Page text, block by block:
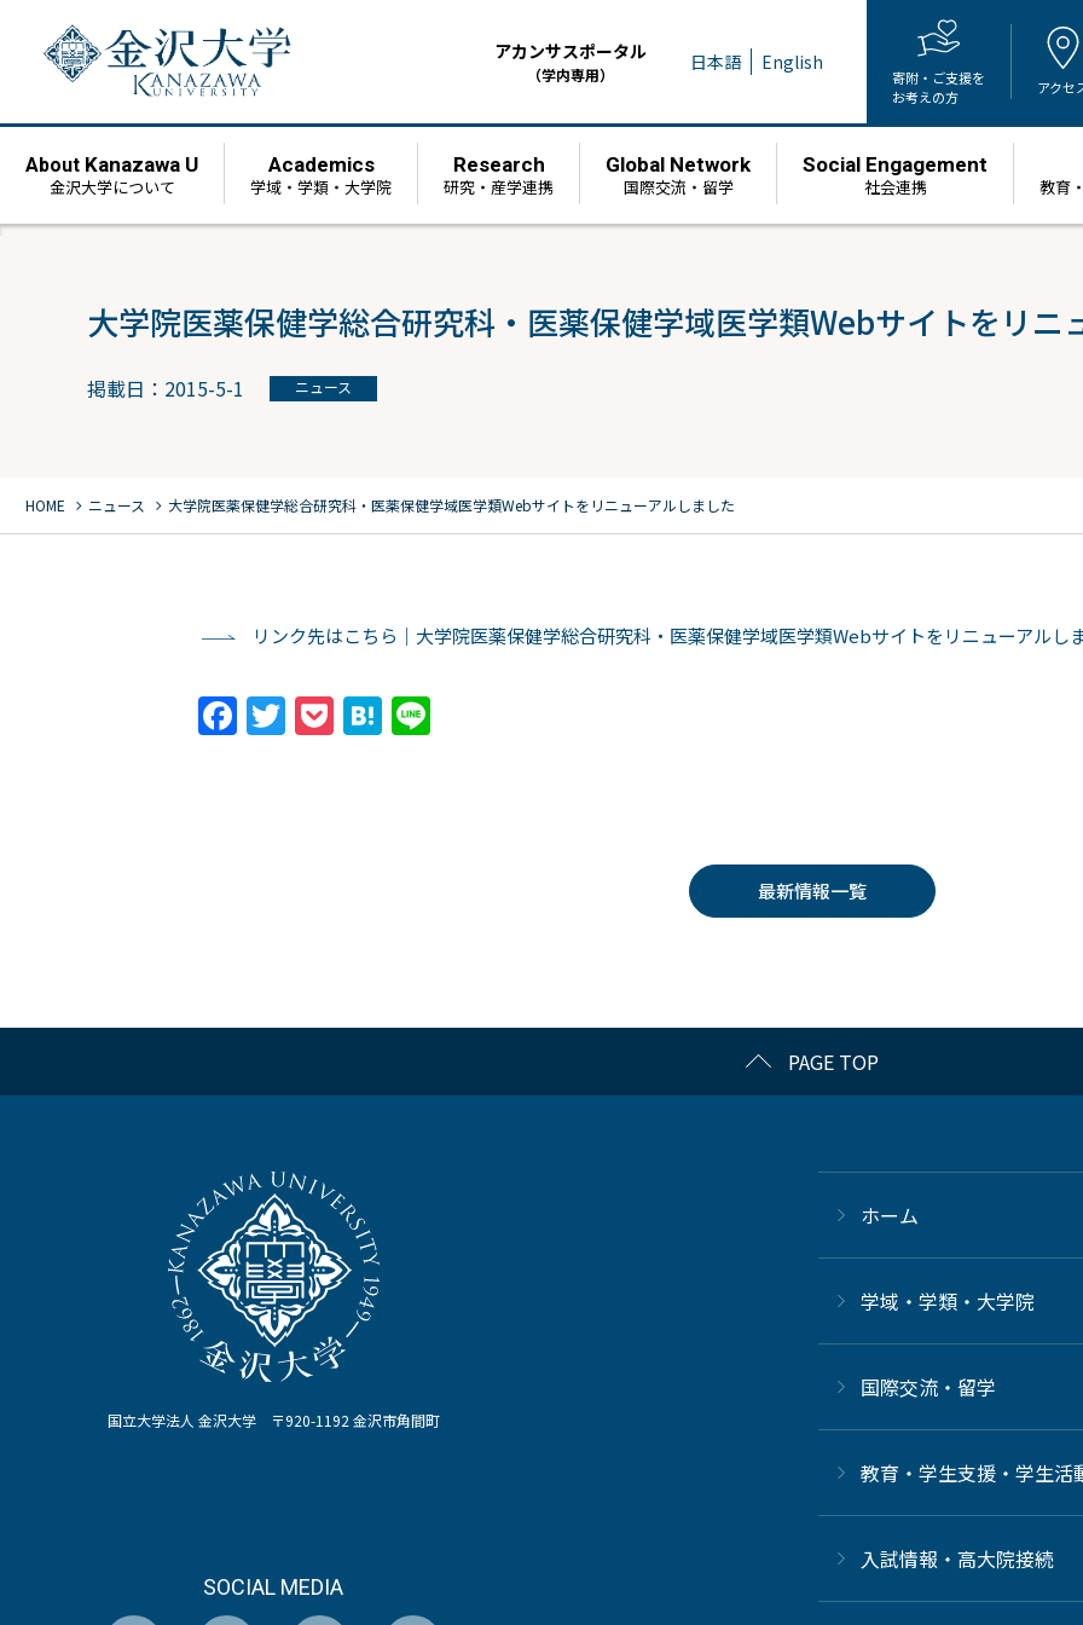
アカンサスポータル
（学内専用） 日本語 English
寄附・ご支援を
お考えの方
アクセ
About Kanazawa U
金沢大学について
Academics
学域・学類・大学院
Research
研究・産学連携
Global Network
国際交流・留学
Social Engagement
社会連携 教育
大学院医薬保健学総合研究科・医薬保健学域医学類Webサイトをリニ
掲載日：2015-5-1 ニュース
HOME chevron_right ニュース chevron_right 大学院医薬保健学総合研究科・医薬保健学域医学類Webサイトをリニューアルしました
リンク先はこちら｜大学院医薬保健学総合研究科・医薬保健学域医学類Webサイトをリニューアルし
Facebook
Twitter
PocketHatena
最新情報一覧
PAGE TOP
国立大学法人 金沢大学 〒920-1192 金沢市角間町
SOCIAL MEDIA
ホーム
学域・学類・大学院
国際交流・留学
教育・学生支援・学生活
⼊試情報・高大院接続